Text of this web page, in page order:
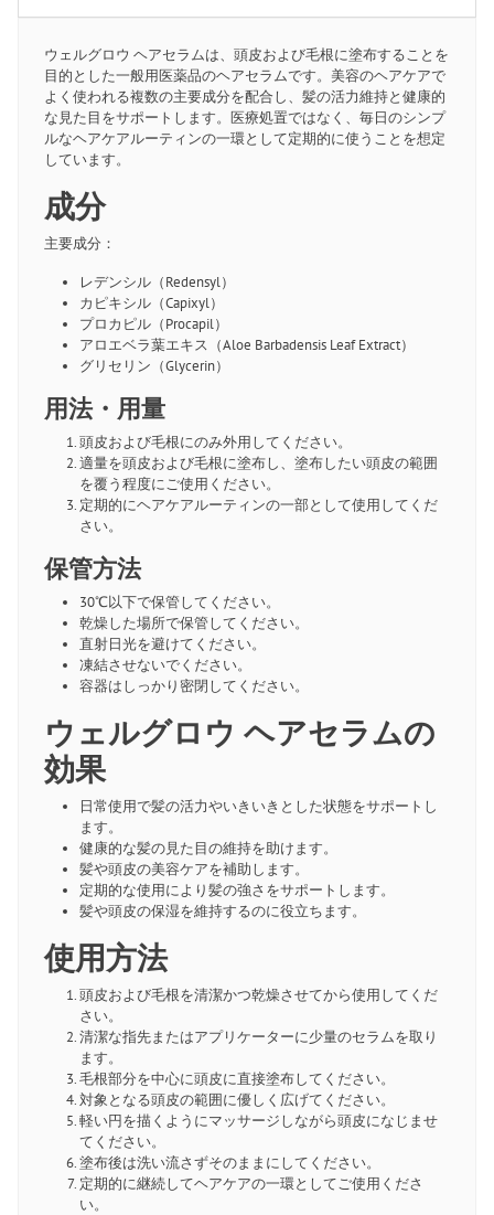
ウェルグロウ ヘアセラムは、頭皮および毛根に塗布することを
目的とした一般用医薬品のヘアセラムです。美容のヘアケアで
よく使われる複数の主要成分を配合し、髪の活力維持と健康的
な見た目をサポートします。医療処置ではなく、毎日のシンプ
ルなヘアケアルーティンの一環として定期的に使うことを想定
しています。
成分
主要成分：
レデンシル（Redensyl）
カピキシル（Capixyl）
プロカピル（Procapil）
アロエベラ葉エキス（Aloe Barbadensis Leaf Extract）
グリセリン（Glycerin）
用法・用量
頭皮および毛根にのみ外用してください。
適量を頭皮および毛根に塗布し、塗布したい頭皮の範囲
を覆う程度にご使用ください。
定期的にヘアケアルーティンの一部として使用してくだ
さい。
保管方法
30℃以下で保管してください。
乾燥した場所で保管してください。
直射日光を避けてください。
凍結させないでください。
容器はしっかり密閉してください。
ウェルグロウ ヘアセラムの
効果
日常使用で髪の活力やいきいきとした状態をサポートし
ます。
健康的な髪の見た目の維持を助けます。
髪や頭皮の美容ケアを補助します。
定期的な使用により髪の強さをサポートします。
髪や頭皮の保湿を維持するのに役立ちます。
使用方法
頭皮および毛根を清潔かつ乾燥させてから使用してくだ
さい。
清潔な指先またはアプリケーターに少量のセラムを取り
ます。
毛根部分を中心に頭皮に直接塗布してください。
対象となる頭皮の範囲に優しく広げてください。
軽い円を描くようにマッサージしながら頭皮になじませ
てください。
塗布後は洗い流さずそのままにしてください。
定期的に継続してヘアケアの一環としてご使用くださ
い。